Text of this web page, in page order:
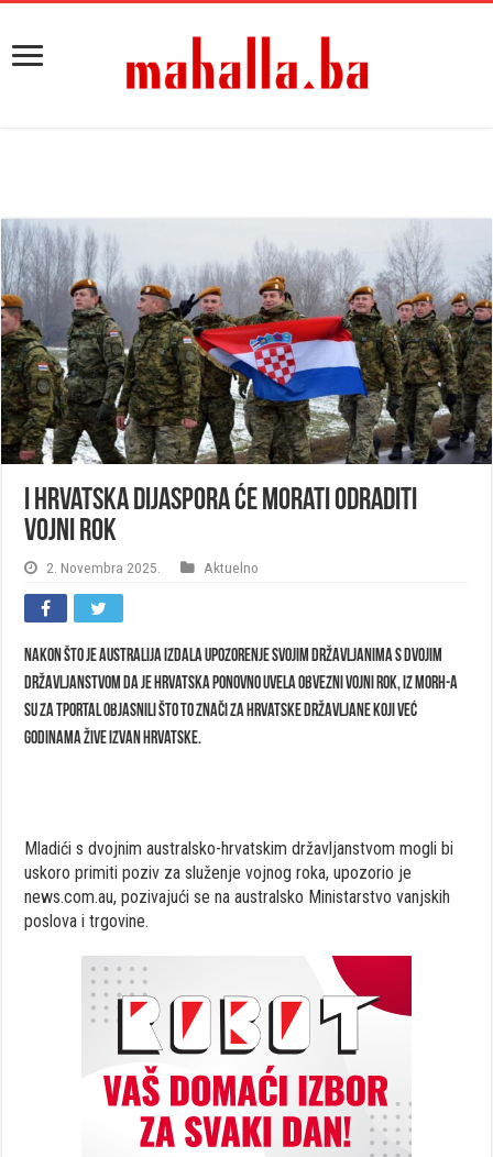
I hrvatska dijaspora će morati odraditi
vojni rok
2. Novembra 2025. Aktuelno
Nakon što je Australija izdala upozorenje svojim državljanima s dvojim
državljanstvom da je Hrvatska ponovno uvela obvezni vojni rok, iz MORH-a
su za tportal objasnili što to znači za hrvatske državljane koji već
godinama žive izvan Hrvatske.
Mladići s dvojnim australsko-hrvatskim državljanstvom mogli bi
uskoro primiti poziv za služenje vojnog roka, upozorio je
news.com.au, pozivajući se na australsko Ministarstvo vanjskih
poslova i trgovine.